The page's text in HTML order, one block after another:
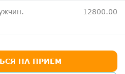
12800.00
НА ПРИЕМ